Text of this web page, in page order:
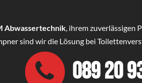
Abwassertechnik, ihrem zuverlässigen
sind wir die Lösung bei
089 20